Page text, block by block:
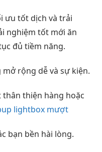
ưu tốtdịch và trải
nghiệm tốtmới ăn
đủ tiềm năng.
mở rộng dễvà sự kiện.
thân thiện hàng hoặc
lightbox mượt
bạn bền hài lòng.